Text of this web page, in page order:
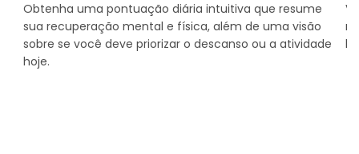
Obtenha uma pontuação diária intuitiva que resume
sua recuperação mental e física, além de uma visão
sobre se você deve priorizar o descanso ou a atividade
hoje.